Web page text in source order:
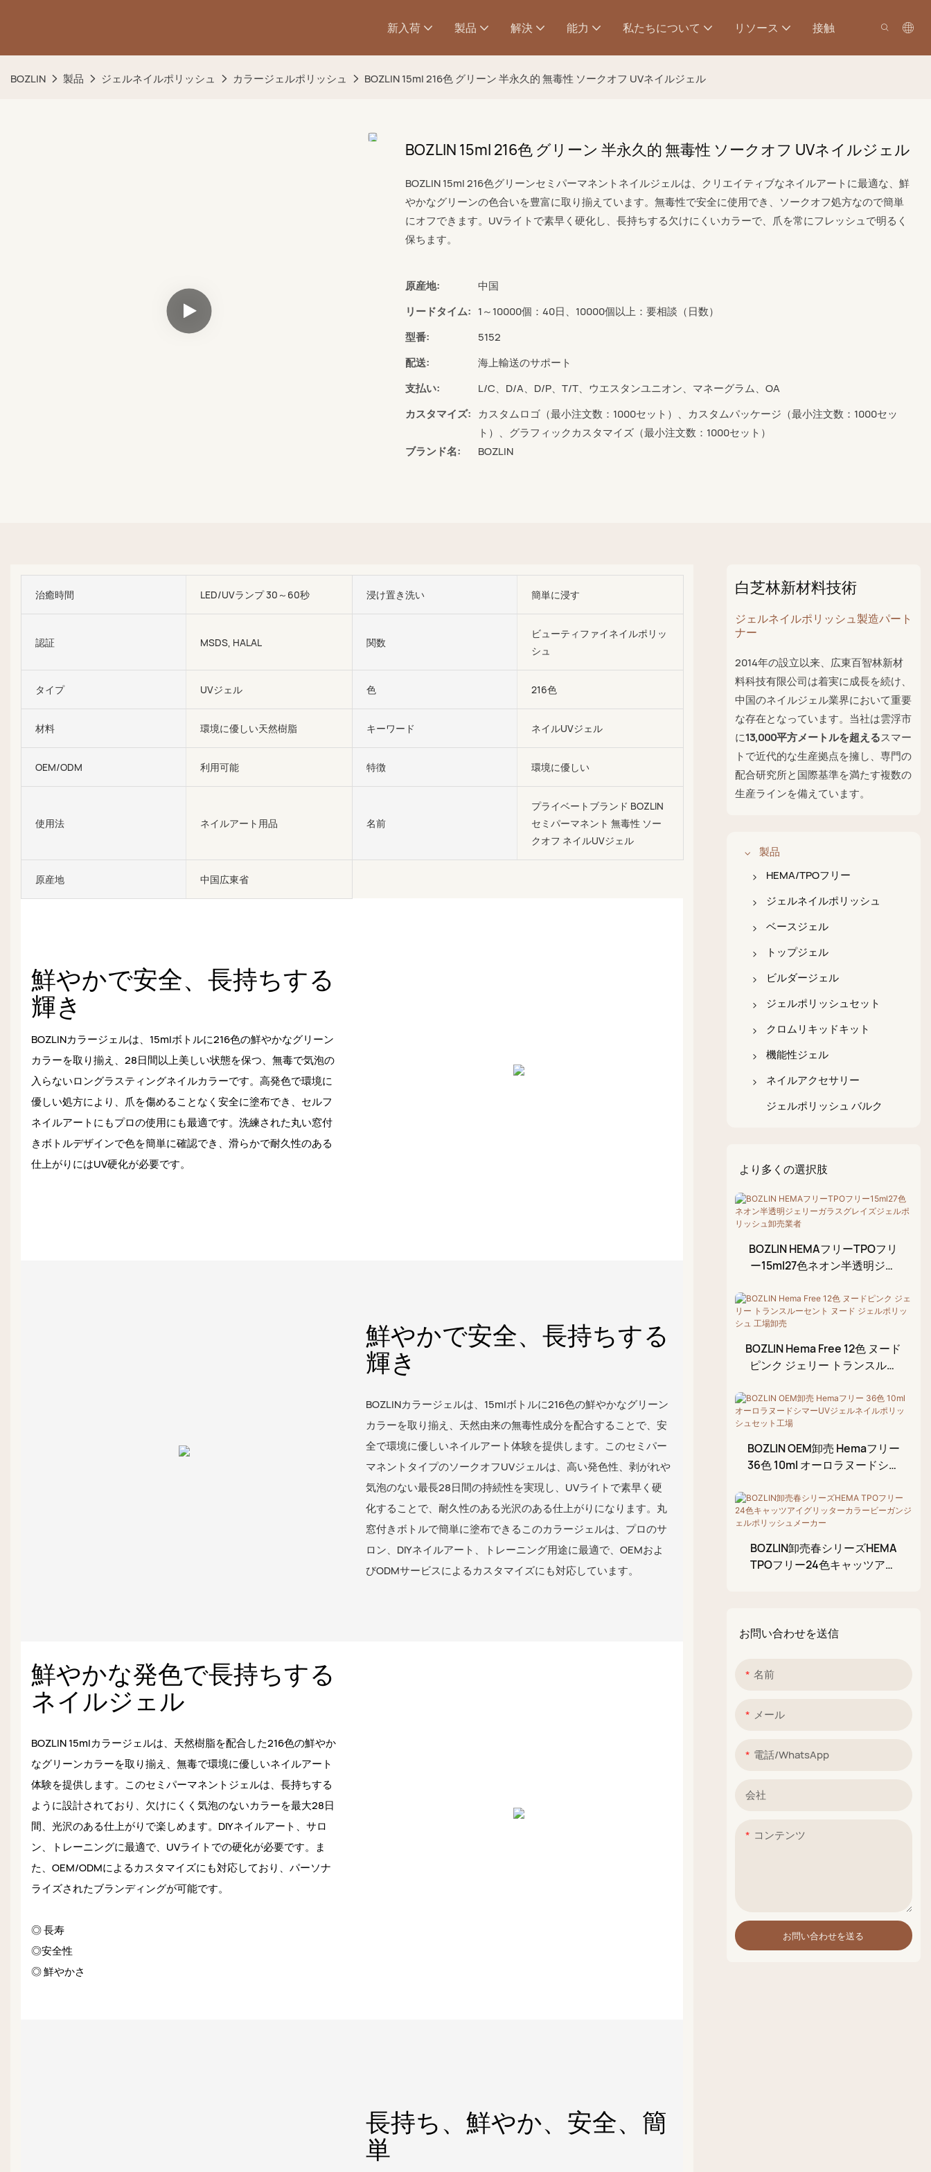
新入荷 製品 解決 能力 私たちについて リソース 接触
BOZLIN 製品 ジェルネイルポリッシュ カラージェルポリッシュ BOZLIN 15ml 216色 グリーン 半永久的 無毒性 ソークオフ UVネイルジェル
BOZLIN 15ml 216色 グリーン 半永久的 無毒性 ソークオフ UVネイルジェル
BOZLIN 15ml 216色グリーンセミパーマネントネイルジェルは、クリエイティブなネイルアートに最適な、鮮
やかなグリーンの色合いを豊富に取り揃えています。無毒性で安全に使用でき、ソークオフ処方なので簡単
にオフできます。UVライトで素早く硬化し、長持ちする欠けにくいカラーで、爪を常にフレッシュで明るく
保ちます。
原産地:
中国
リードタイム: 1～10000個：40日、10000個以上：要相談（日数）
型番:
5152
配送:
海上輸送のサポート
支払い:
L/C、D/A、D/P、T/T、ウエスタンユニオン、マネーグラム、OA
カスタマイズ:
カスタムロゴ（最小注文数：1000セット）、カスタムパッケージ（最小注文数：1000セッ
ト）、グラフィックカスタマイズ（最小注文数：1000セット）
ブランド名:
BOZLIN
治癒時間 LED/UVランプ 30～60秒 浸け置き洗い 簡単に浸す
認証 MSDS, HALAL 関数
ビューティファイネイルポリッ
シュ
タイプ UVジェル 色 216色
材料 環境に優しい天然樹脂 キーワード ネイルUVジェル
OEM/ODM 利用可能 特徴 環境に優しい
使用法 ネイルアート用品 名前
プライベートブランド BOZLIN
セミパーマネント 無毒性 ソー
クオフ ネイルUVジェル
原産地 中国広東省
鮮やかで安全、長持ちする
輝き
BOZLINカラージェルは、15mlボトルに216色の鮮やかなグリーン
カラーを取り揃え、28日間以上美しい状態を保つ、無毒で気泡の
入らないロングラスティングネイルカラーです。高発色で環境に
優しい処方により、爪を傷めることなく安全に塗布でき、セルフ
ネイルアートにもプロの使用にも最適です。洗練された丸い窓付
きボトルデザインで色を簡単に確認でき、滑らかで耐久性のある
仕上がりにはUV硬化が必要です。
鮮やかで安全、長持ちする
輝き
BOZLINカラージェルは、15mlボトルに216色の鮮やかなグリーン
カラーを取り揃え、天然由来の無毒性成分を配合することで、安
全で環境に優しいネイルアート体験を提供します。このセミパー
マネントタイプのソークオフUVジェルは、高い発色性、剥がれや
気泡のない最長28日間の持続性を実現し、UVライトで素早く硬
化することで、耐久性のある光沢のある仕上がりになります。丸
窓付きボトルで簡単に塗布できるこのカラージェルは、プロのサ
ロン、DIYネイルアート、トレーニング用途に最適で、OEMおよ
びODMサービスによるカスタマイズにも対応しています。
鮮やかな発色で長持ちする
ネイルジェル
BOZLIN 15mlカラージェルは、天然樹脂を配合した216色の鮮やか
なグリーンカラーを取り揃え、無毒で環境に優しいネイルアート
体験を提供します。このセミパーマネントジェルは、長持ちする
ように設計されており、欠けにくく気泡のないカラーを最大28日
間、光沢のある仕上がりで楽しめます。DIYネイルアート、サロ
ン、トレーニングに最適で、UVライトでの硬化が必要です。ま
た、OEM/ODMによるカスタマイズにも対応しており、パーソナ
ライズされたブランディングが可能です。
◎ 長寿
◎安全性
◎ 鮮やかさ
長持ち、鮮やか、安全、簡
単
白芝林新材料技術
ジェルネイルポリッシュ製造パート
ナー
2014年の設立以来、広東百智林新材
料科技有限公司は着実に成長を続け、
中国のネイルジェル業界において重要
な存在となっています。当社は雲浮市
に13,000平方メートルを超えるスマー
トで近代的な生産拠点を擁し、専門の
配合研究所と国際基準を満たす複数の
生産ラインを備えています。
製品
HEMA/TPOフリー
HEMA/TPOフリージェル
コート
HEMA/TPOフリーのトッ
プコート
HEMA/TPOフリージェル
ビルダー
ジェルネイルポリッシュ
カラージェルポリッシュ
キャッツアイジェルポリ
反射性ジェルポリッシュ
ネイルアートジェルポリ
ッシュ
ベースジェル
4イン1ベースコート
無酸性ネイルプライマー
エースジェルポリッシュ
ラバーベースコート
繊維ベースゲル
剥がせるベースコート
非酸性ベースコート
トップジェル
超光沢トップコート
マットトップコート
ミルキーホワイトのトッ
ト
温度変化対応トップコー
ト
ト
拭き取り不要のトップコ
ート
ビルダージェル
ボトル入りビルダー
瓶入りビルダージェル
ポリゲル
ノンスティックハンドジ
ジェルポリッシュセット
ベースコート＆トップコ
ト
キャットアイジェルセッ
ト
クロムリキッドキット
クロームリキッドパール
オンキット
ラキット
機能性ジェル
ジェルを取り除く
ネイルチップ用グルージ
補強ジェル
ダイヤモンドグルージェ
ル
ラインストーン用接着剤
ジェル
ブロッサムジェル
クラックジェル
キューティクルオイル
ホイルジェル
3Dモデリングゲル
クラックルジェルポリッ
シュ
グリッターマッドパレッ
ネイルアクセサリー
猫の目型マグネット
ジェルポリッシュ バルク
より多くの選択肢
BOZLIN HEMAフリーTPOフリ
ー15ml27色ネオン半透明ジェ
ッシュ卸売業者
BOZLIN Hema Free 12色 ヌード
ピンク ジェリー トランスルー
ュ 工場卸売
BOZLIN OEM卸売 Hemaフリー
36色 10ml オーロラヌードシマ
セット工場
BOZLIN卸売春シリーズHEMA
TPOフリー24色キャッツアイ
お問い合わせを送信
名前
メール
電話/WhatsApp
会社
コンテンツ
お問い合わせを送る